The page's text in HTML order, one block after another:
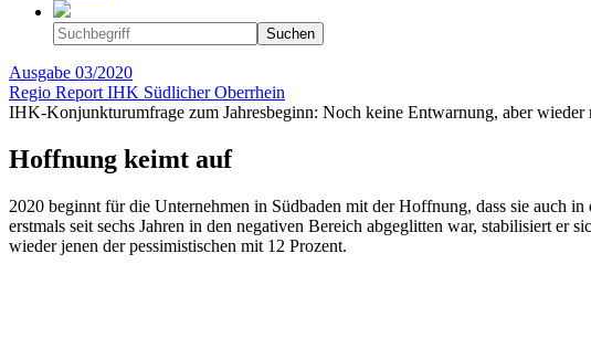
Ausgabe 03/2020
Regio Report IHK Südlicher Oberrhein
IHK-Konjunkturumfrage zum Jahresbeginn: Noch keine Entwarnung, aber wieder
Hoffnung keimt auf
2020 beginnt für die Unternehmen in Südbaden mit der Hoffnung, dass sie auch
erstmals seit sechs Jahren in den negativen Bereich abgeglitten war, stabilisiert
wieder jenen der pessimistischen mit 12 Prozent.